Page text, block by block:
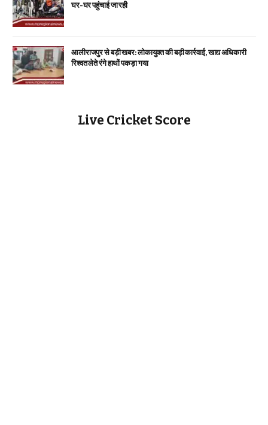
घर-घर पहुंचाई जा रही
आलीराजपुर से बड़ी खबर: लोकायुक्त की बड़ी कार्रवाई, खाद्य अधिकारी
रिश्वत लेते रंगे हाथों पकड़ा गया
Live Cricket Score